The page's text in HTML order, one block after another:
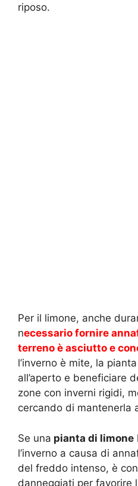
riposo.
Per il limone, anche
necessario fornire
terreno è asciutto e
l’inverno è mite, la
all’aperto e beneficiare
zone con inverni rigidi,
cercando di mantenerla
Se una pianta di limone
l’inverno a causa di
del freddo intenso, è
danneggiati per favorire